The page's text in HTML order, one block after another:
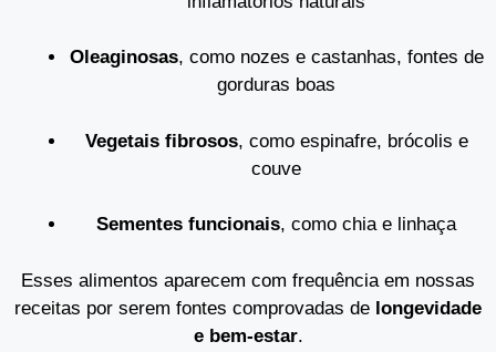
Oleaginosas, como nozes e castanhas, fontes de
gorduras boas
Vegetais fibrosos, como espinafre, brócolis e
couve
Sementes funcionais, como chia e linhaça
Esses alimentos aparecem com frequência em nossas
receitas por serem fontes comprovadas de longevidade
e bem-estar.